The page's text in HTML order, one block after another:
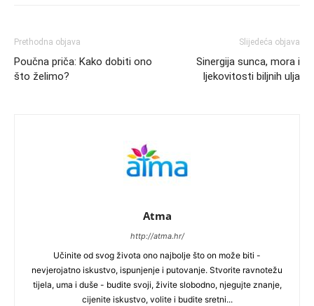
Prethodna objava
Poučna priča: Kako dobiti ono
što želimo?
Slijedeća objava
Sinergija sunca, mora i
ljekovitosti biljnih ulja
Atma
http://atma.hr/
Učinite od svog života ono najbolje što on može biti -
nevjerojatno iskustvo, ispunjenje i putovanje. Stvorite ravnotežu
tijela, uma i duše - budite svoji, živite slobodno, njegujte znanje,
cijenite iskustvo, volite i budite sretni...